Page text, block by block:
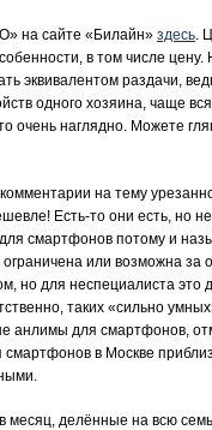
на сайте «Билайн» здесь.
в том числе
эквивалентом раздачи,
одного хозяина, чаще
очень наглядно. Можете
на тему
Есть-то они есть, но
смартфонов потому и
или возможна за
но для неспециалиста это
таких «сильно
анлимы для смартфонов,
в Москве
месяц, делённые на всю